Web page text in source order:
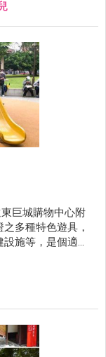
具，連依武媽看
巨城購物中心附
多種特色遊具，
施等，是個適合